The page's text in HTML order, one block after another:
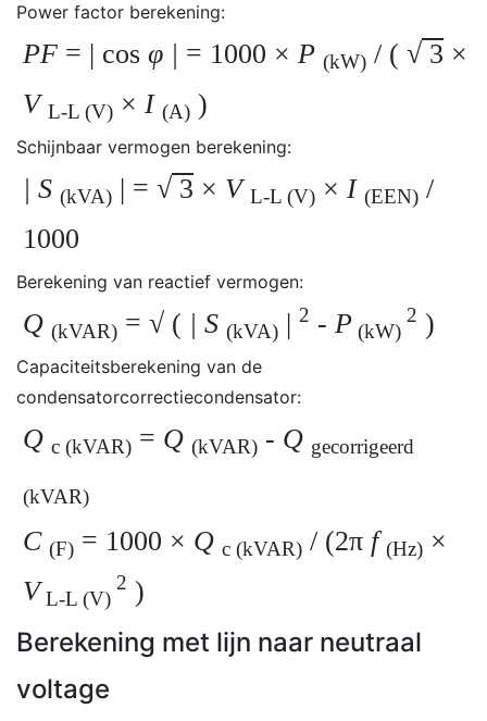
Power factor berekening:
PF = | cos φ | = 1000 × P (kW) / ( √ 3 ×
VL-L (V) × I (A) )
Schijnbaar vermogen berekening:
| S (kVA) | = √ 3 × VL-L (V) × I (EEN) /
1000
Berekening van reactief vermogen:
Q (kVAR) = √ ( | S (kVA) | 2 - P (kW)
2 )
Capaciteitsberekening van de
condensatorcorrectiecondensator:
Q c (kVAR) = Q (kVAR) - Q gecorrigeerd
(kVAR)
C (F) = 1000 × Q c (kVAR) / (2π f(Hz) ×
V L-L (V)
2 )
Berekening met lijn naar neutraal
voltage